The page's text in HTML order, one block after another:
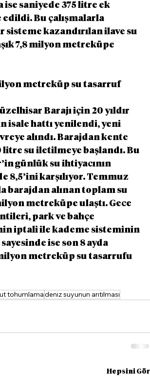
ise saniyede 375 litre ek
edildi. Bu çalışmalarla
sisteme kazandırılan ilave su
7,8 milyon metreküpe
metreküp su tasarruf
Barajı için 20 yıldır
isale hattı yenilendi, yeni
alındı. Barajdan kente
litre su iletilmeye başlandı. Bu
günlük su ihtiyacının
8,5’ini karşılıyor. Temmuz
barajdan alınan toplam su
metreküpe ulaştı. Gece
park ve bahçe
iptali ile kademe sisteminin
ise son 8 ayda
metreküp su tasarrufu
tohumlamadeniz suyunun arıtılması
Hepsini Gör